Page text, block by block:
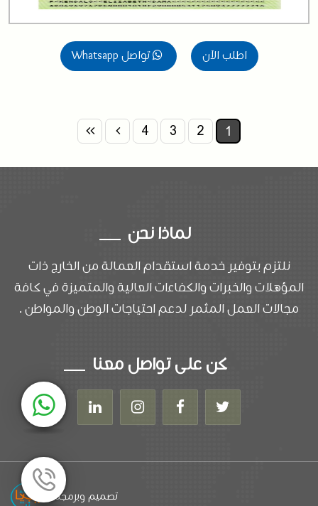
اطلب الآن تواصل Whatsapp
1
2
3
4
لماذا نحن
نلتزم بتوفير خدمة استقدام العمالة من الخارج ذات
المؤهلات والخبرات والكفاءات العالية والمتميزة في كافة
مجالات العمل المثمر لدعم احتياجات الوطن والمواطن .
كن على تواصل معنا
تصميم وبرمجة